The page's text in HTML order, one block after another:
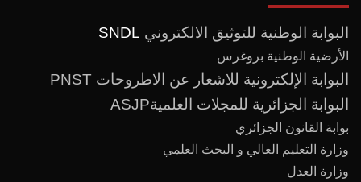
البوابة الوطنية للتوثيق الالكتروني
الأرضية الوطنية بروغرس
البوابة الإلكترونية للاشعار عن الاطروحات PNST
البوابة الجزائرية للمجلات العلميةASJP
بوابة القانون الجزائري
وزارة التعليم العالي و البحث العلمي
وزارة العدل